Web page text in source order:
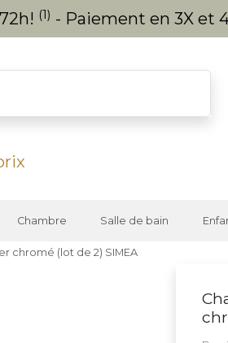
(1) - Paiement en 3X et
Chambre Salle de bain
chromé (lot de 2) SIMEA